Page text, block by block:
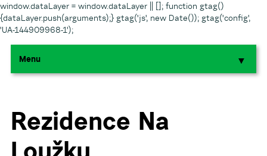
window.dataLayer = window.dataLayer || []; function gtag()
{dataLayer.push(arguments);} gtag('js', new Date()); gtag('config',
'UA-144909968-1');
Menu ▼
▼
Rezidence Na